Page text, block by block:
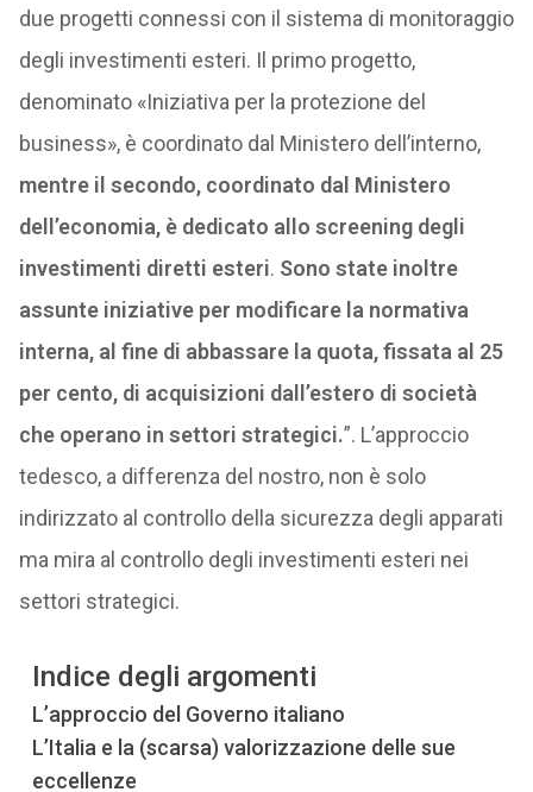
due progetti connessi con il sistema di monitoraggio
degli investimenti esteri. Il primo progetto,
denominato «Iniziativa per la protezione del
business», è coordinato dal Ministero dell’interno,
mentre il secondo, coordinato dal Ministero
dell’economia, è dedicato allo screening degli
investimenti diretti esteri. Sono state inoltre
assunte iniziative per modificare la normativa
interna, al fine di abbassare la quota, fissata al 25
per cento, di acquisizioni dall’estero di società
che operano in settori strategici.”. L’approccio
tedesco, a differenza del nostro, non è solo
indirizzato al controllo della sicurezza degli apparati
ma mira al controllo degli investimenti esteri nei
settori strategici.
Indice degli argomenti
L’approccio del Governo italiano
L’Italia e la (scarsa) valorizzazione delle sue
eccellenze